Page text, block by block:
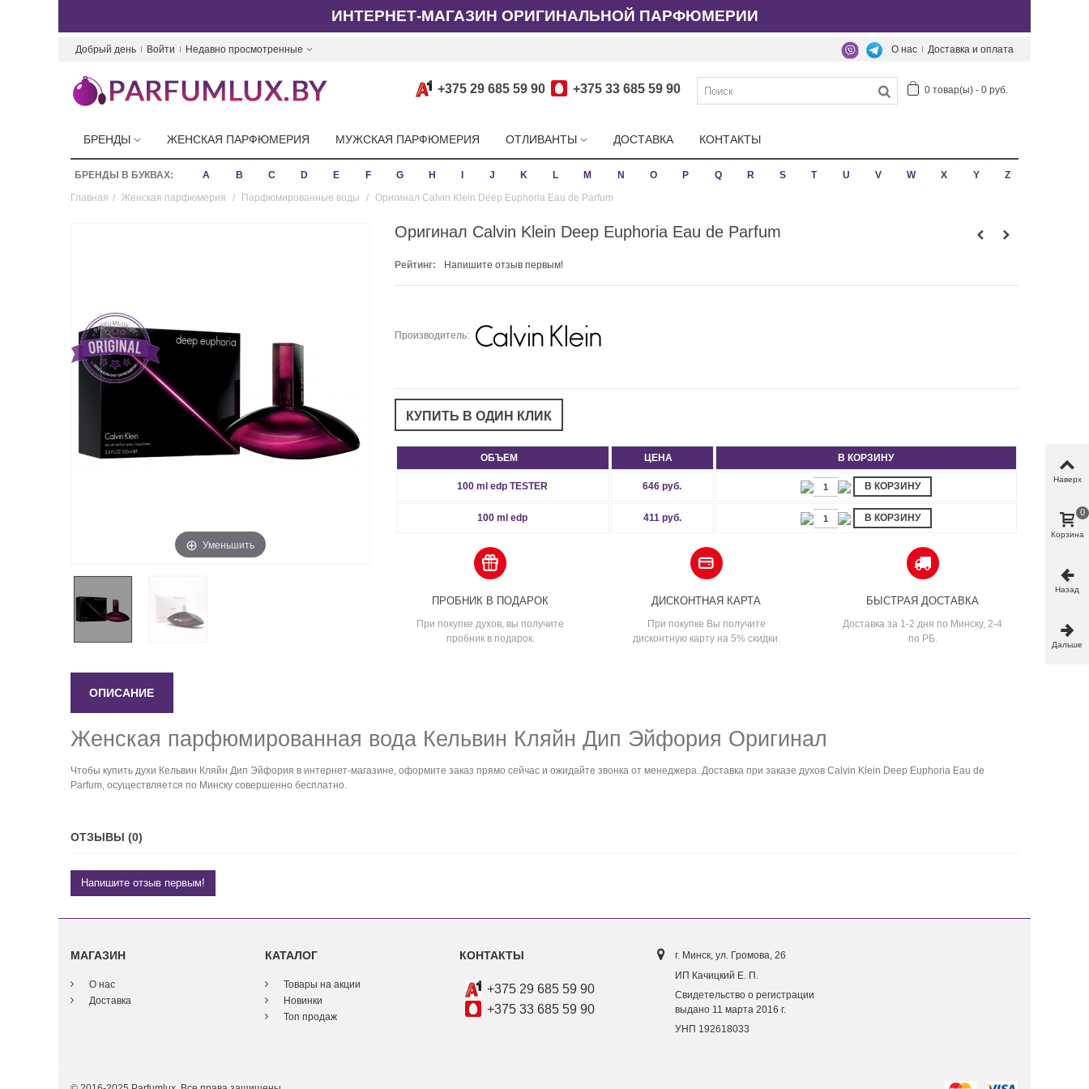
ИНТЕРНЕТ-МАГАЗИН ОРИГИНАЛЬНОЙ ПАРФЮМЕРИИ
Добрый день Войти Недавно просмотренные Доставка и оплата
О нас
0 товар(ы) - 0 руб.
+375 29 685 59 90 +375 33 685 59 90
БРЕНДЫ ЖЕНСКАЯ ПАРФЮМЕРИЯ МУЖСКАЯ ПАРФЮМЕРИЯ ОТЛИВАНТЫ ДОСТАВКА КОНТАКТЫ
БРЕНДЫ В БУКВАХ: A B C D E F G H J K L M N O P Q R S T U V W X Y
Z
Главная / Женская парфюмерия / Парфюмированные воды / Оригинал Calvin Klein Deep Euphoria Eau de Parfum
Уменьшить
Оригинал Calvin Klein Deep Euphoria Eau de Parfum
Рейтинг: Напишите отзыв первым!
Производитель:
ОБЪЕМ ЦЕНА В КОРЗИНУ
100 ml edp TESTER 646 руб. В КОРЗИНУ
100 ml edp 411 руб. В КОРЗИНУ
ПРОБНИК В ПОДАРОК
При покупке духов, вы получите
пробник в подарок.
ДИСКОНТНАЯ КАРТА
При покупке Вы получите
дисконтную карту на 5% скидки.
БЫСТРАЯ ДОСТАВКА
Доставка за 1-2 дня по Минску, 2-4
по РБ.
ОПИСАНИЕ
Женская парфюмированная вода Кельвин Кляйн Дип Эйфория Оригинал
Чтобы купить духи Кельвин Кляйн Дип Эйфория в интернет-магазине, оформите заказ прямо сейчас и ожидайте звонка от менеджера. Доставка при заказе духов Calvin Klein Deep Euphoria Eau de
Parfum, осуществляется по Минску совершенно бесплатно.
ОТЗЫВЫ (0)
Напишите отзыв первым!
МАГАЗИН
О нас
Доставка
КАТАЛОГ
Товары на акции
Новинки
Топ продаж
КОНТАКТЫ
+375 29 685 59 90
+375 33 685 59 90
г. Минск, ул. Громова, 26
ИП Качицкий Е. П.
Свидетельство о регистрации
выдано 11 марта 2016 г.
УНП 192618033
Наверх
Корзина
0
Назад
Дальше